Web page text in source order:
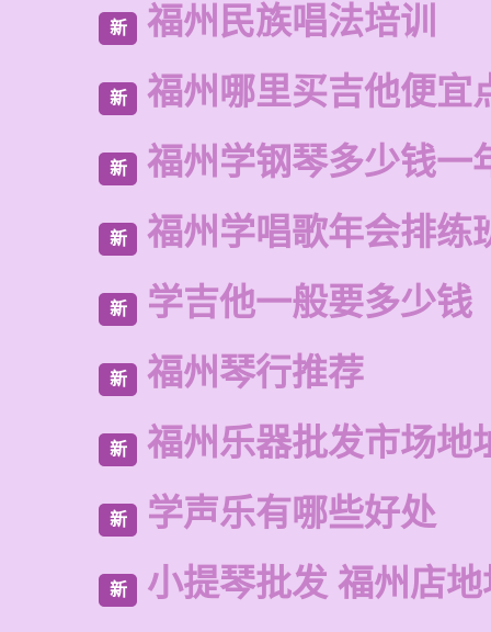
新 福州民族唱法培训
新 福州哪里买吉他便宜
新 福州学钢琴多少钱一
新 福州学唱歌年会排练
新 学吉他一般要多少钱
新 福州琴行推荐
新 福州乐器批发市场地
新 学声乐有哪些好处
新 小提琴批发 福州店